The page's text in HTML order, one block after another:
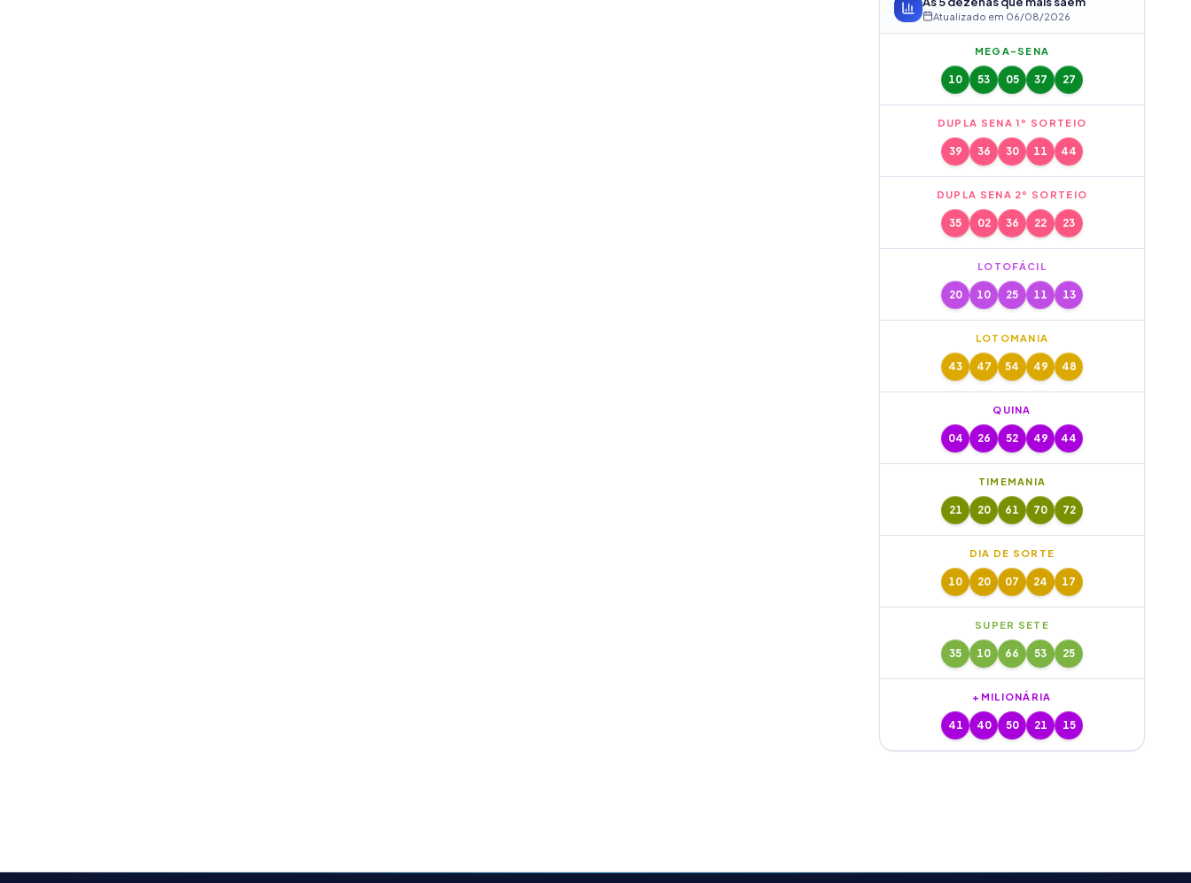
Atualizado em 06/08/2026
MEGA-SENA
10 53 05 37 27
DUPLA SENA 1º SORTEIO
39 36 30 11 44
DUPLA SENA 2º SORTEIO
35 02 36 22 23
LOTOFÁCIL
20 10 25 11 13
LOTOMANIA
43 47 54 49 48
QUINA
04 26 52 49 44
TIMEMANIA
21 20 61 70 72
DIA DE SORTE
10 20 07 24 17
SUPER SETE
35 10 66 53 25
+MILIONÁRIA
41 40 50 21 15